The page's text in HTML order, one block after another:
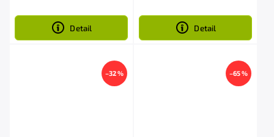
Detail Detail
–32 % –65 %